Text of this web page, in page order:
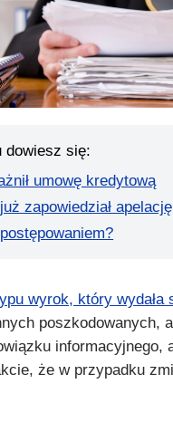
dowiesz się:
umowę kredytową
zapowiedział apelację
wyrok, który wydała
poszkodowanych,
że w przypadku